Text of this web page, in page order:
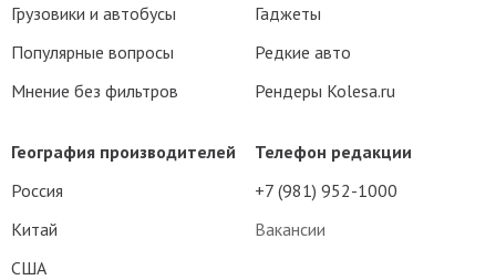
Телефон редакции
+7 (981) 952-1000
Вакансии
Грузовики и автобусы
Популярные вопросы
Мнение без фильтров
Гаджеты
Редкие авто
Рендеры Kolesa.ru
География производителей
Россия
Китай
США